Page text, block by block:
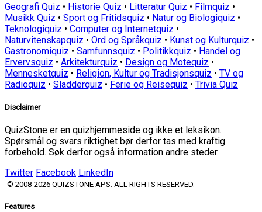
Geografi Quiz • Historie Quiz • Litteratur Quiz • Filmquiz •
Musikk Quiz • Sport og Fritidsquiz • Natur og Biologiquiz •
Teknologiquiz • Computer og Internetquiz •
Naturvitenskapquiz • Ord og Språkquiz • Kunst og Kulturquiz •
Gastronomiquiz • Samfunnsquiz • Politikkquiz • Handel og
Ervervsquiz • Arkitekturquiz • Design og Motequiz •
Mennesketquiz • Religion, Kultur og Tradisjonsquiz • TV og
Radioquiz • Sladderquiz • Ferie og Reisequiz • Trivia Quiz
Disclaimer
QuizStone er en quizhjemmeside og ikke et leksikon.
Spørsmål og svars riktighet bør derfor tas med kraftig
forbehold. Søk derfor også information andre steder.
Twitter Facebook LinkedIn
© 2008-2026 QUIZSTONE APS. ALL RIGHTS RESERVED.
Features